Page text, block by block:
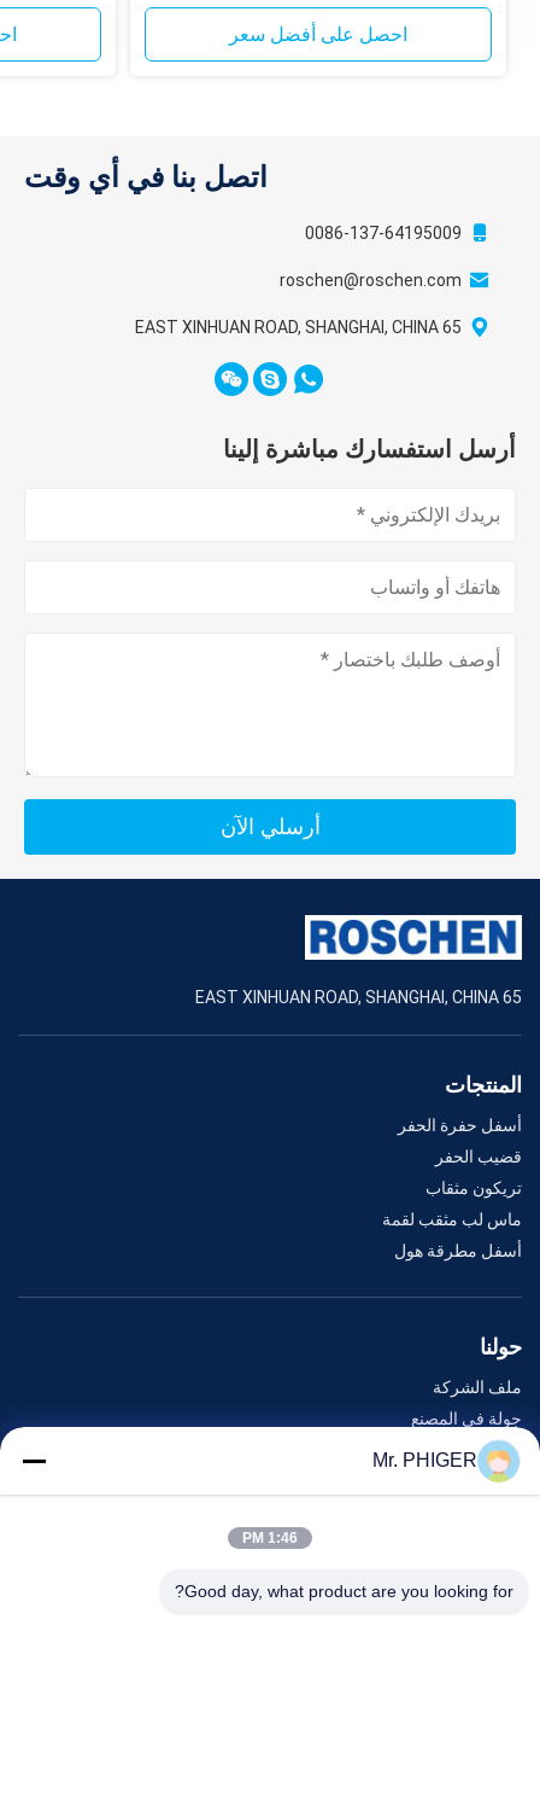
احصل على أفضل سعر
اتصل بنا في أي وقت
0086-137-64195009
roschen@roschen.com
65 EAST XINHUAN ROAD, SHANGHAI, CHINA
أرسل استفسارك مباشرة إلينا
أرسلي الآن
65 EAST XINHUAN ROAD, SHANGHAI, CHINA
المنتجات
أسفل حفرة الحفر
قضيب الحفر
تريكون مثقاب
ماس لب مثقب لقمة
أسفل مطرقة هول
حولنا
ملف الشركة
جولة في المصنع
مراقبة الجودة
خريطة الموقع
الأحداث
Mr. PHIGER
1:46 PM
Good day, what product are you looking for?